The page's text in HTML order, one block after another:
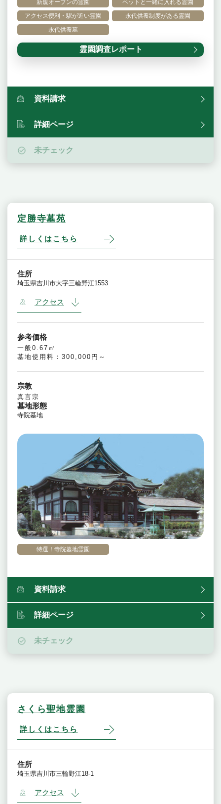
新規オープンの霊園
ペットと一緒に入れる霊園
アクセス便利・駅が近い霊園
永代供養制度がある霊園
永代供養墓
霊園調査レポート
資料請求
詳細ページ
未チェック
定勝寺墓苑
詳しくはこちら
特選！寺院墓地霊園
住所
埼玉県吉川市大字三輪野江1553
アクセス
参考価格
一般0.67㎡
墓地使用料：300,000円～
宗教
真言宗
墓地形態
寺院墓地
資料請求
詳細ページ
未チェック
さくら聖地霊園
詳しくはこちら
住所
埼玉県吉川市三輪野江18-1
アクセス